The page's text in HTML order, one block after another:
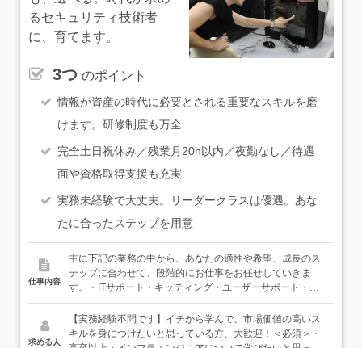
るセキュリティ技術者
に、育てます。
3つ のポイント
情報が資産の時代に必要とされる重要なスキルを磨
けます。研修制度も万全
完全土日祝休み／残業月20h以内／夜勤なし／待遇
面や資格取得支援も充実
実務未経験で大丈夫。リーダークラスは優遇。あな
たに合ったステップを用意
仕事内容
主に下記の業務の中から、あなたの適性や希望、成長のス
テップに合わせて、段階的にお仕事をお任せしていきま
す。・ITサポート・キッティング・ユーザーサポート・サ
ーバ保守・運用・ネットワーク保守・運用・サーバ設計・
構築・ネットワーク設計・構築・ペネトレーションテスト
（脆弱性テスト：サイバー攻撃を想定して仮想的にシステ
ムを攻撃して弱点を見つけます）・情報セキュリティコン
求める人
【実務経験不問です】イチから学んで、市場価値の高いス
キルを身につけたいと思っている方、大歓迎！＜必須＞・